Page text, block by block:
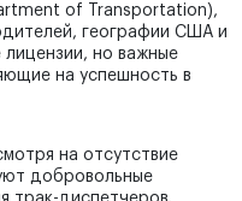
of Transportation),
географии США и
но важные
на успешность в
на отсутствие
добровольные